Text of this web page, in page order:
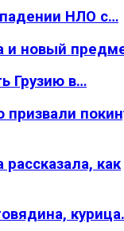
НЛО с…
и новый
Грузию в…
как